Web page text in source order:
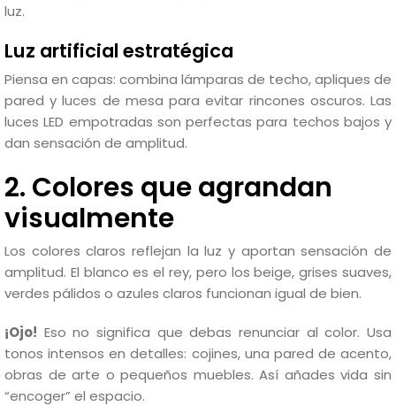
luz.
Luz artificial estratégica
Piensa en capas: combina lámparas de techo, apliques de
pared y luces de mesa para evitar rincones oscuros. Las
luces LED empotradas son perfectas para techos bajos y
dan sensación de amplitud.
2. Colores que agrandan
visualmente
Los colores claros reflejan la luz y aportan sensación de
amplitud. El blanco es el rey, pero los beige, grises suaves,
verdes pálidos o azules claros funcionan igual de bien.
¡Ojo! Eso no significa que debas renunciar al color. Usa
tonos intensos en detalles: cojines, una pared de acento,
obras de arte o pequeños muebles. Así añades vida sin
“encoger” el espacio.